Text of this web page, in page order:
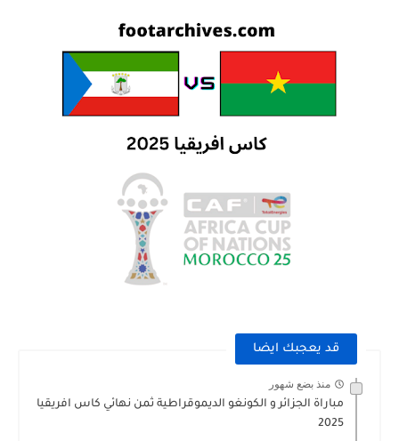
قد يعجبك ايضا
منذ بضع شهور
مباراة الجزائر و الكونغو الديموقراطية ثمن نهائي كاس افريقيا
2025